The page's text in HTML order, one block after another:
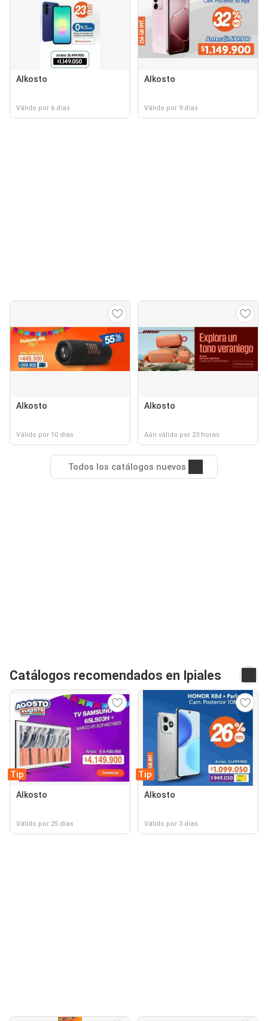
Alkosto
Válido por 6 días
Alkosto
Válido por 9 días
Alkosto
Válido por 10 días
Alkosto
Aún válido por 23 horas
Todos los catálogos nuevos
Catálogos recomendados en Ipiales
Tip
Alkosto
Válido por 25 días
Tip
Alkosto
Válido por 3 días